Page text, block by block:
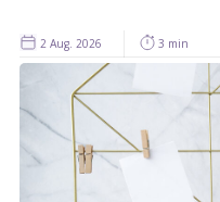
2 Aug. 2026 3 min